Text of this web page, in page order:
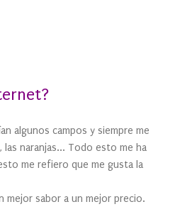
algunos campos y siempre me
naranjas... Todo esto me ha
me refiero que me gusta la
mejor sabor a un mejor precio.